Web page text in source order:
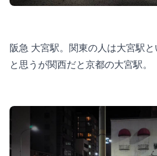
阪急 大宮駅。関東の人は大宮駅
と思うが関西だと京都の大宮駅。